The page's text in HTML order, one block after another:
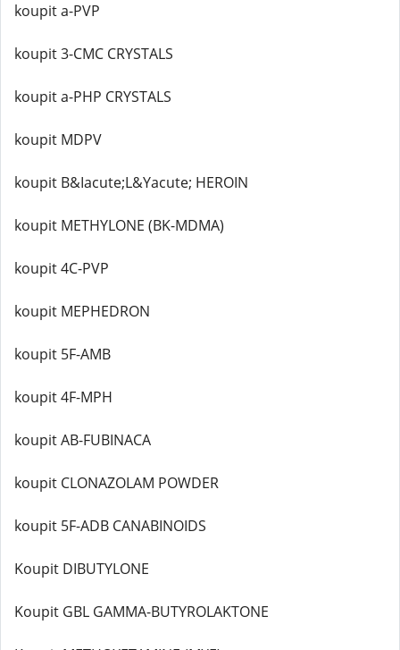
koupit a-PVP
koupit 3-CMC CRYSTALS
koupit a-PHP CRYSTALS
koupit MDPV
koupit B&Iacute;L&Yacute; HEROIN
koupit METHYLONE (BK-MDMA)
koupit 4C-PVP
koupit MEPHEDRON
koupit 5F-AMB
koupit 4F-MPH
koupit AB-FUBINACA
koupit CLONAZOLAM POWDER
koupit 5F-ADB CANABINOIDS
Koupit DIBUTYLONE
Koupit GBL GAMMA-BUTYROLAKTONE